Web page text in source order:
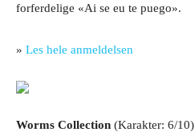
forferdelige «Ai se eu te puego».
» Les hele anmeldelsen
Worms Collection (Karakter: 6/10)